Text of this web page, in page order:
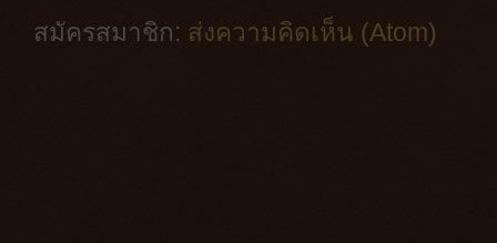
สมัครสมาชิก: ส่งความคิดเห็น (Atom)